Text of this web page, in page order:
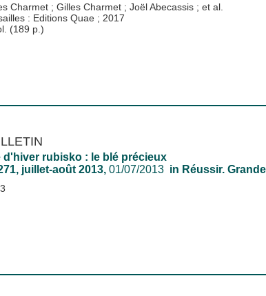
Charmet ; Gilles Charmet ; Joël Abecassis ; et al.
: Editions Quae ; 2017
(189 p.)
d'hiver rubisko : le blé précieux
juillet-août 2013,01/07/2013 in Réussir.